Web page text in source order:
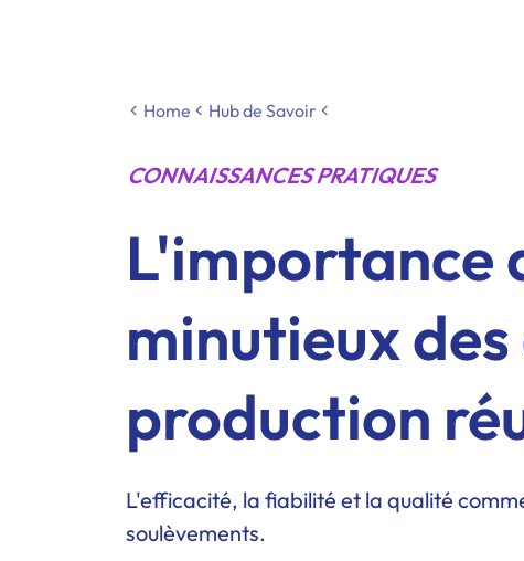
Home Hub de Savoir
CONNAISSANCES PRATIQUES
L'importance
minutieux
production
L'efficacité, la fiabilité et la qualité
soulèvements.